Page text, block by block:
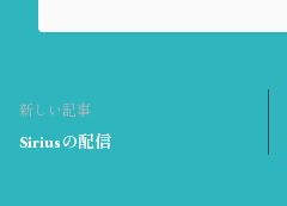
新しい記事
Siriusの配信